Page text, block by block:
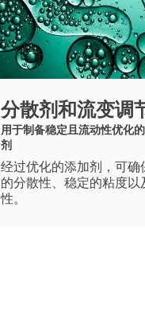
分散剂和流变调
用于制备稳定且流动性优化
剂
经过优化的添加剂，可
的分散性、稳定的粘度
性。